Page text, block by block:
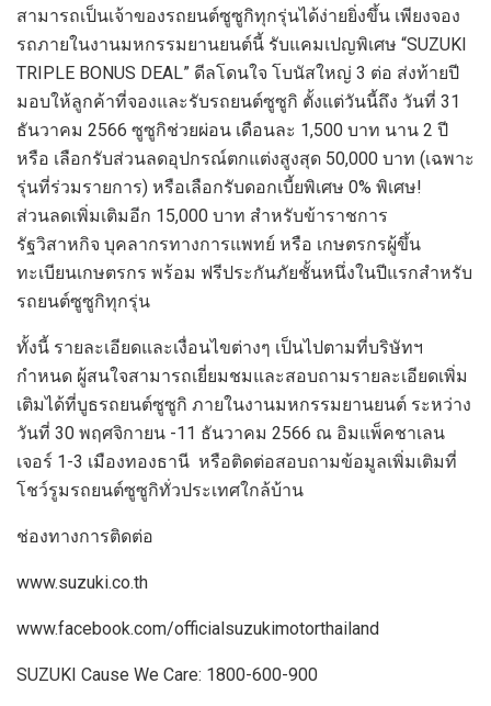
สามารถเป็นเจ้าของรถยนต์ซูซูกิทุกรุ่นได้ง่ายยิ่งขึ้น เพียงจอง
รถภายในงานมหกรรมยานยนต์นี้ รับแคมเปญพิเศษ “SUZUKI
TRIPLE BONUS DEAL” ดีลโดนใจ โบนัสใหญ่ 3 ต่อ ส่งท้ายปี
มอบให้ลูกค้าที่จองและรับรถยนต์ซูซูกิ ตั้งแต่วันนี้ถึง วันที่ 31
ธันวาคม 2566 ซูซูกิช่วยผ่อน เดือนละ 1,500 บาท นาน 2 ปี
หรือ เลือกรับส่วนลดอุปกรณ์ตกแต่งสูงสุด 50,000 บาท (เฉพาะ
รุ่นที่ร่วมรายการ) หรือเลือกรับดอกเบี้ยพิเศษ 0% พิเศษ!
ส่วนลดเพิ่มเติมอีก 15,000 บาท สำหรับข้าราชการ
รัฐวิสาหกิจ บุคลากรทางการแพทย์ หรือ เกษตรกรผู้ขึ้น
ทะเบียนเกษตรกร พร้อม ฟรีประกันภัยชั้นหนึ่งในปีแรกสำหรับ
รถยนต์ซูซูกิทุกรุ่น
ทั้งนี้ รายละเอียดและเงื่อนไขต่างๆ เป็นไปตามที่บริษัทฯ
กำหนด ผู้สนใจสามารถเยี่ยมชมและสอบถามรายละเอียดเพิ่ม
เติมได้ที่บูธรถยนต์ซูซูกิ ภายในงานมหกรรมยานยนต์ ระหว่าง
วันที่ 30 พฤศจิกายน -11 ธันวาคม 2566 ณ อิมแพ็คชาเลน
เจอร์ 1-3 เมืองทองธานี หรือติดต่อสอบถามข้อมูลเพิ่มเติมที่
โชว์รูมรถยนต์ซูซูกิทั่วประเทศใกล้บ้าน
ช่องทางการติดต่อ
www.suzuki.co.th
www.facebook.com/officialsuzukimotorthailand
SUZUKI Cause We Care: 1800-600-900